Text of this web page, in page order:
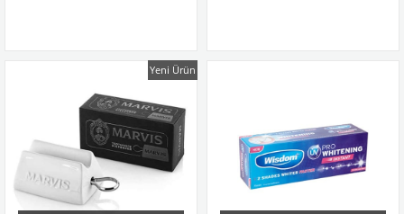
Yeni Ürün